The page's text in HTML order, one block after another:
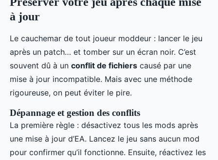
à jour
Le cauchemar de tout joueur moddeur : lancer le jeu
après un patch… et tomber sur un écran noir. C’est
souvent dû à un conflit de fichiers causé par une
mise à jour incompatible. Mais avec une méthode
rigoureuse, on peut éviter le pire.
Dépannage et gestion des conflits
La première règle : désactivez tous les mods après
une mise à jour d’EA. Lancez le jeu sans aucun mod
pour confirmer qu’il fonctionne. Ensuite, réactivez les